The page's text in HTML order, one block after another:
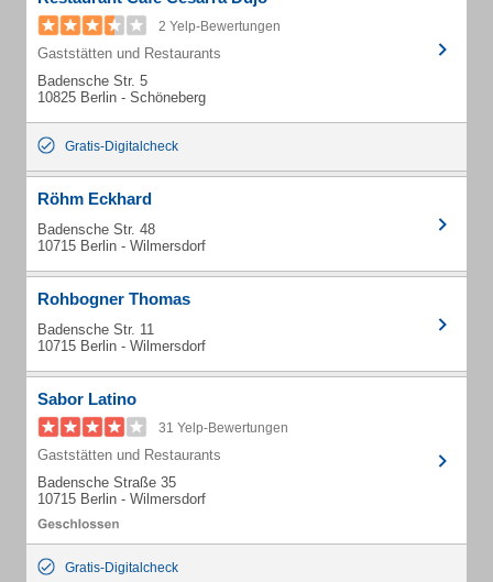
2 Yelp-Bewertungen
Gaststätten und Restaurants
Badensche Str. 5
10825 Berlin - Schöneberg
Gratis-Digitalcheck
Röhm Eckhard
Badensche Str. 48
10715 Berlin - Wilmersdorf
Rohbogner Thomas
Badensche Str. 11
10715 Berlin - Wilmersdorf
Sabor Latino
31 Yelp-Bewertungen
Gaststätten und Restaurants
Badensche Straße 35
10715 Berlin - Wilmersdorf
Gratis-Digitalcheck